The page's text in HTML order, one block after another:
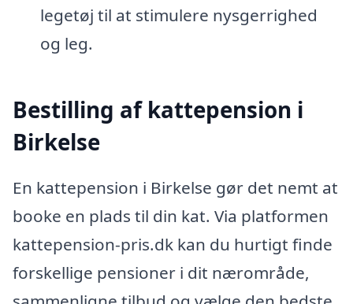
legetøj til at stimulere nysgerrighed
og leg.
Bestilling af kattepension i
Birkelse
En kattepension i Birkelse gør det nemt at
booke en plads til din kat. Via platformen
kattepension-pris.dk kan du hurtigt finde
forskellige pensioner i dit nærområde,